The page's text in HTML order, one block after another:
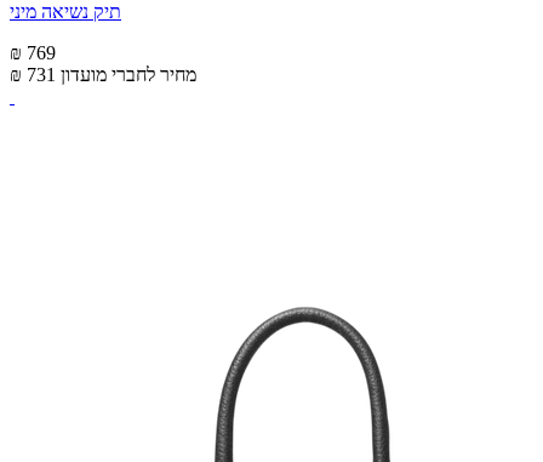
תיק נשיאה מיני
₪ 769
₪ 731 מחיר לחברי מועדון